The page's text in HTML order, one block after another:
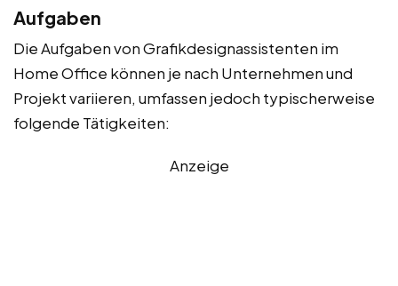
Aufgaben
Die Aufgaben von Grafikdesignassistenten im
Home Office können je nach Unternehmen und
Projekt variieren, umfassen jedoch typischerweise
folgende Tätigkeiten:
Anzeige